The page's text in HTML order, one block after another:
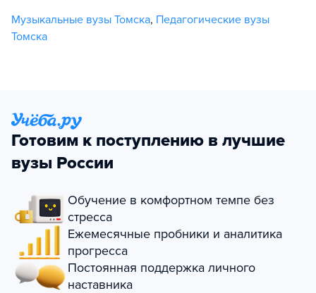
Музыкальные вузы Томска, Педагогические вузы
Томска
Готовим к поступлению в лучшие
вузы России
Обучение в комфортном темпе без
стресса
Ежемесячные пробники и аналитика
прогресса
Постоянная поддержка личного
наставника